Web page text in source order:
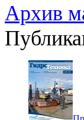
Архив